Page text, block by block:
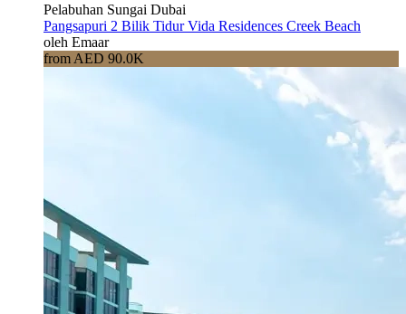
Pelabuhan Sungai Dubai
Pangsapuri 2 Bilik Tidur Vida Residences Creek Beach
oleh Emaar
from AED 90.0K